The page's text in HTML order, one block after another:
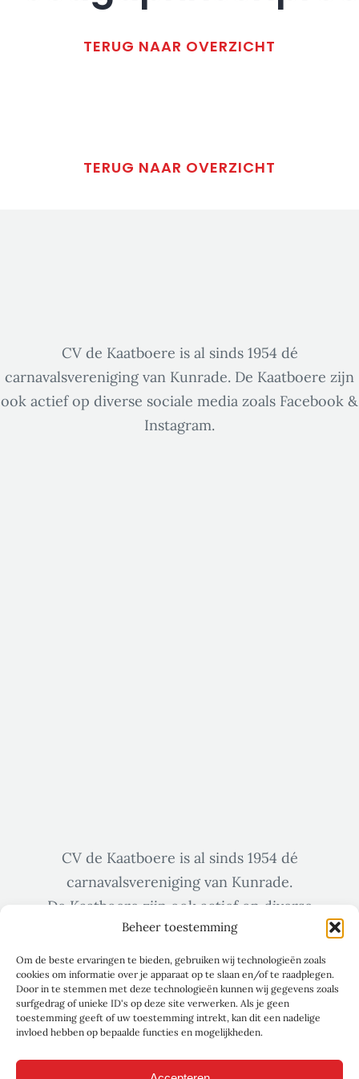
Beheer toestemming
Om de beste ervaringen te bieden, gebruiken wij technologieën zoals
cookies om informatie over je apparaat op te slaan en/of te raadplegen.
Door in te stemmen met deze technologieën kunnen wij gegevens zoals
surfgedrag of unieke ID's op deze site verwerken. Als je geen
toestemming geeft of uw toestemming intrekt, kan dit een nadelige
invloed hebben op bepaalde functies en mogelijkheden.
TERUG NAAR OVERZICHT
TERUG NAAR OVERZICHT
CV de Kaatboere is al sinds 1954 dé
carnavalsvereniging van Kunrade. De Kaatboere zijn
ook actief op diverse sociale media zoals Facebook &
Instagram.
CV de Kaatboere is al sinds 1954 dé
carnavalsvereniging van Kunrade.
De Kaatboere zijn ook actief op diverse
sociale media zoals Facebook & Instagram.